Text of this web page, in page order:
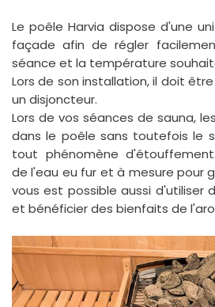
Le poêle Harvia dispose d'une
façade afin de régler
séance et la température
Lors de son installation, il doit
un disjoncteur.
Lors de vos séances de sauna,
dans le poêle sans toutefois le
tout phénomène
de l'eau eu fur et à mesure pour
vous est possible aussi d'utiliser
et bénéficier des bienfaits de